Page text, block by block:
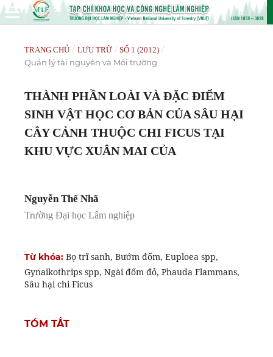
TRANG CHỦ / LƯU TRỮ / SỐ 1 (2012) /
Quản lý tài nguyên và Môi trường
THÀNH PHẦN LOÀI VÀ ĐẶC ĐIỂM
SINH VẬT HỌC CƠ BẢN CỦA SÂU HẠI
CÂY CẢNH THUỘC CHI FICUS TẠI
KHU VỰC XUÂN MAI CỦA
Nguyễn Thế Nhã
Trường Đại học Lâm nghiệp
Từ khóa: Bọ trĩ sanh, Bướm đốm, Euploea spp,
Gynaikothrips spp, Ngài đốm đỏ, Phauda Flammans,
Sâu hại chi Ficus
TÓM TẮT